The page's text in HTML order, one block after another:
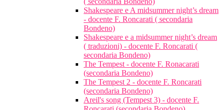
Shakespeare e A midsummer night’s dream
- docente F. Roncarati ( secondaria
Bondeno)
Shakespeare e a midsummer night’s dream
( traduzioni) - docente F. Roncarati (
secondaria Bondeno)
The Tempest - docente F. Ronacarati
(secondaria Bondeno)
The Tempest 2 - docente F. Roncarati
(secondaria Bondeno)
Areil's song (Tempest 3) - docente F.